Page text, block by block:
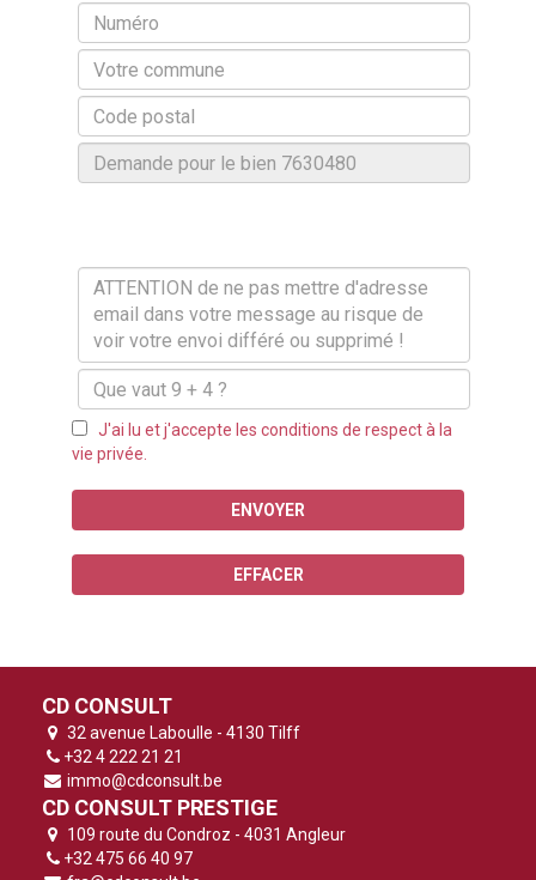
J'ai lu et j'accepte les conditions de respect à la
vie privée.
ENVOYER
EFFACER
CD CONSULT
32 avenue Laboulle - 4130 Tilff
+32 4 222 21 21
immo@cdconsult.be
CD CONSULT PRESTIGE
109 route du Condroz - 4031 Angleur
+32 475 66 40 97